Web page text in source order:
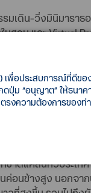
เดิน-วิ่งมินิมารา
วน และ Virtual
นบริจาคนำไปลด
แรง โภชนาการที่ดี
มทุนไปใช้เพื่อการ
วยเหลือผู้ป่วยใน
งเงินบริจาคที่ได้
ดแคลนทั่วประเทศ
ค่อนข้างสูง นอกจ
เพื่อประสบการณ์ที่ดีขอ
ปุ่ม “อนุญาต” ให้ธนา
รงความต้องการของ